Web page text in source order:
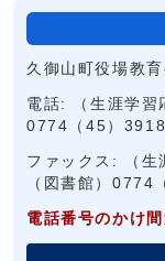
久御山町役場教
電話: （生涯学習
0774（45）
ファックス: （
（図書館）0774
電話番号のかけ